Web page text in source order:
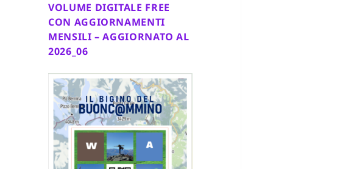
VOLUME DIGITALE FREE
CON AGGIORNAMENTI
MENSILI – AGGIORNATO AL
2026_06